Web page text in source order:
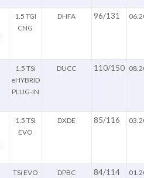
1.5 TGI
CNG
DHFA 96/131
1.5 TSi
eHYBRID
PLUG-IN
DUCC 110/150
1.5 TSI
EVO
DXDE 85/116
TSi EVO DPBC 84/114